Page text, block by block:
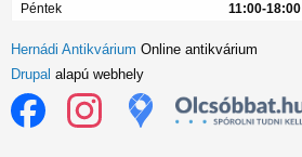
Péntek
11:00-18:00
Hernádi Antikvárium Online antikvárium
Drupal alapú webhely